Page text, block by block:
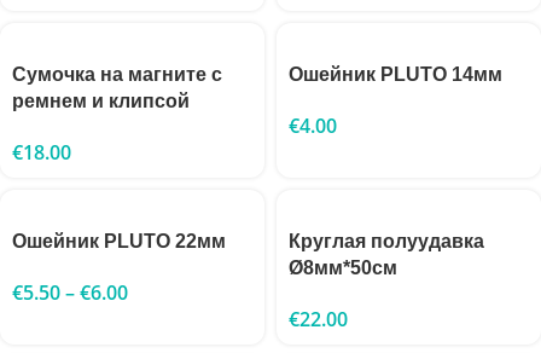
Сумочка на магните с
ремнем и клипсой
€18.00
Ошейник PLUTO 14мм
€4.00
Ошейник PLUTO 22мм
€5.50–€6.00
Круглая полуудавка
Ø8мм*50см
€22.00